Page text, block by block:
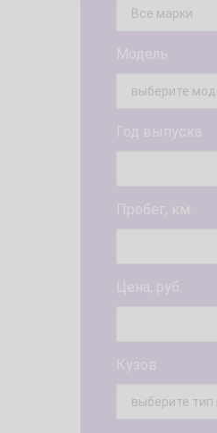
Модель
Год выпуска
Пробег, км.
Цена, руб.
Кузов